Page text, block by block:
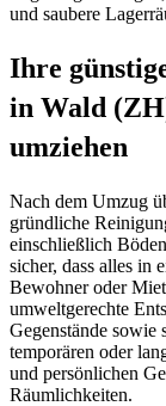
und saubere
Ihre
in Wald
umziehen
Nach dem Umzug
gründliche
einschließlich
sicher, dass alles in
Bewohner oder
umweltgerechte
Gegenstände sowie
temporären oder
und persönlichen
Räumlichkeiten.